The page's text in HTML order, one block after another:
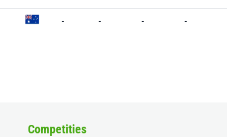
- - - -
Competities